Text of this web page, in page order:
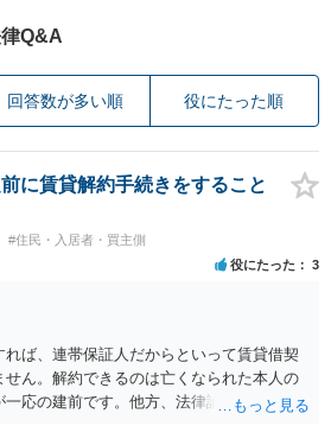
Q&A
回答数が多い順 役にたった順
に賃貸解約手続きをすること
#住民・入居者・買主側
役にたった 3
ば、連帯保証人だからといって賃貸借契
ん。解約できるのは亡くなられた本人の
応の建前です。他方、法律論はさてお